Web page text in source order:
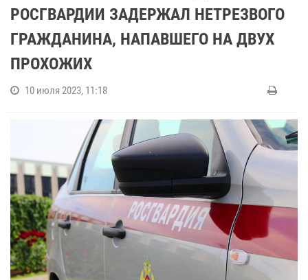
РОСГВАРДИИ ЗАДЕРЖАЛ НЕТРЕЗВОГО
ГРАЖДАНИНА, НАПАВШЕГО НА ДВУХ
ПРОХОЖИХ
10 июля 2023, 11:18